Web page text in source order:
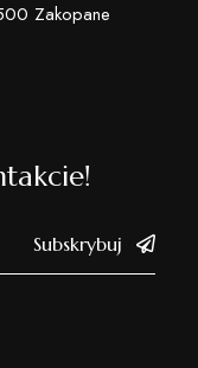
Zakopane
Subskrybuj